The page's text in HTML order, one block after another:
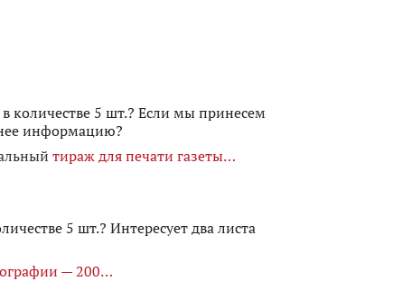
количестве 5 шт.? Если мы принесем
информацию?
тираж для печати газеты
5 шт.? Интересует два листа
— 200